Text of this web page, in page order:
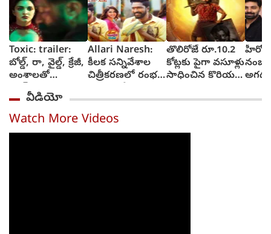
Toxic: trailer:
బోల్డ్, రా, వైల్డ్, క్రేజీ,
అంశాలతో
యష్..కియారా
అద్వానీ చిత్రం
టాక్సిక్: ట్రైలర్
Allari Naresh:
కీలక సన్నివేశాల
చిత్రీకరణలో రంభ
తొలిరోజే రూ.10.2
కోట్లకు పైగా వసూళ్లు
సాధించిన కొరియన్
హీరోకి
అగధ
రెడ్డి
వీడియో
Watch More Videos